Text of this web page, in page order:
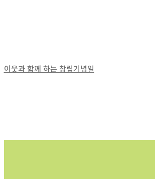
이웃과 함께 하는 창립기념일